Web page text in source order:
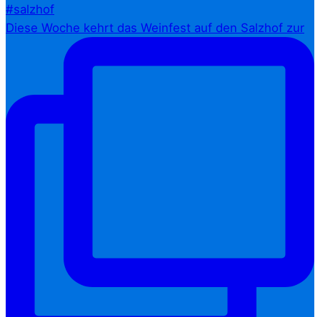
Diese Woche kehrt das Weinfest auf den Salzhof zur